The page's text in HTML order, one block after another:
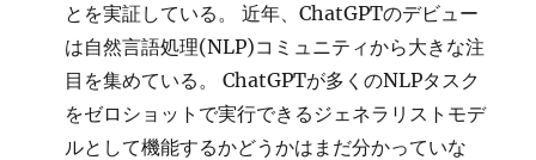
とを実証している。 近年、ChatGPTのデビュー
は自然言語処理(NLP)コミュニティから大きな注
目を集めている。 ChatGPTが多くのNLPタスク
をゼロショットで実行できるジェネラリストモデ
ルとして機能するかどうかはまだ分かっていな